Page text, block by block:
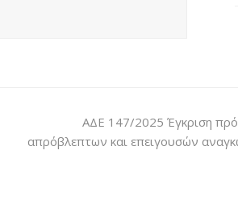
ΑΔΕ 147/2025 Έγκριση
απρόβλεπτων και επειγουσών